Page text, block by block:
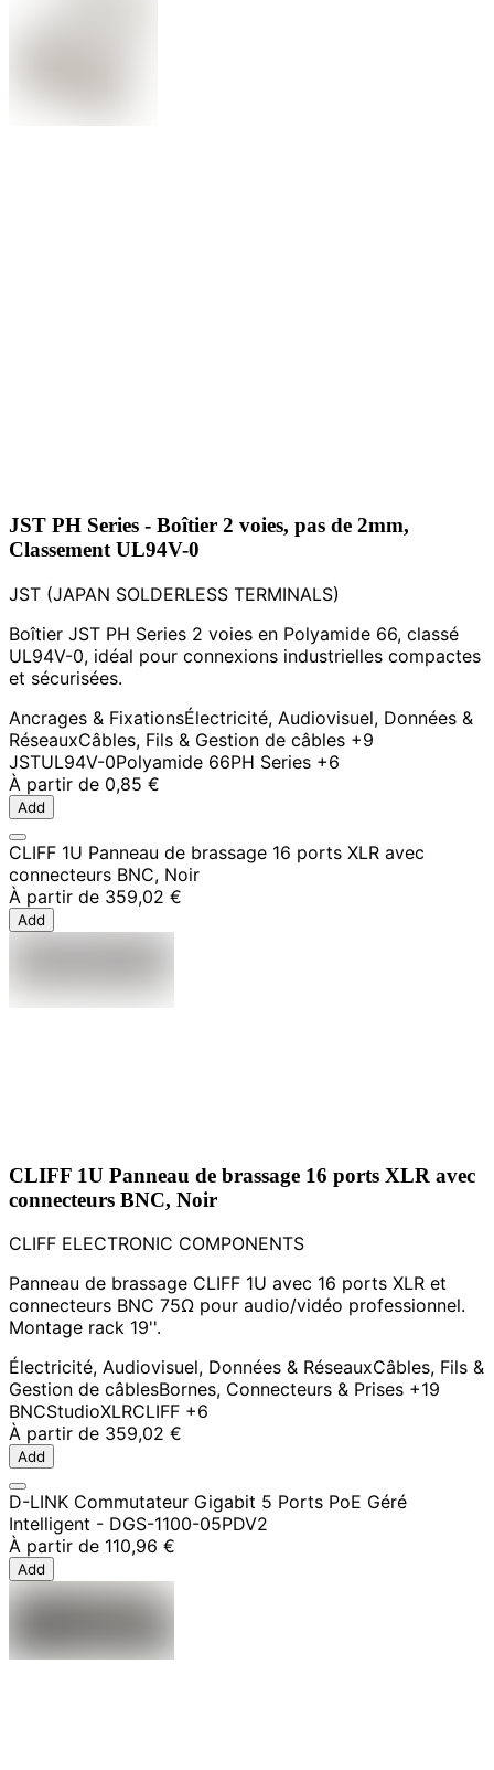
JST PH Series - Boîtier 2 voies, pas de 2mm,
Classement UL94V-0
JST (JAPAN SOLDERLESS TERMINALS)
Boîtier JST PH Series 2 voies en Polyamide 66, classé
UL94V-0, idéal pour connexions industrielles compactes
et sécurisées.
Ancrages & FixationsÉlectricité, Audiovisuel, Données &
RéseauxCâbles, Fils & Gestion de câbles +9
JSTUL94V-0Polyamide 66PH Series +6
À partir de 0,85 €
Add
CLIFF 1U Panneau de brassage 16 ports XLR avec
connecteurs BNC, Noir
À partir de 359,02 €
Add
CLIFF 1U Panneau de brassage 16 ports XLR avec
connecteurs BNC, Noir
CLIFF ELECTRONIC COMPONENTS
Panneau de brassage CLIFF 1U avec 16 ports XLR et
connecteurs BNC 75Ω pour audio/vidéo professionnel.
Montage rack 19''.
Électricité, Audiovisuel, Données & RéseauxCâbles, Fils &
Gestion de câblesBornes, Connecteurs & Prises +19
BNCStudioXLRCLIFF +6
À partir de 359,02 €
Add
D-LINK Commutateur Gigabit 5 Ports PoE Géré
Intelligent - DGS-1100-05PDV2
À partir de 110,96 €
Add